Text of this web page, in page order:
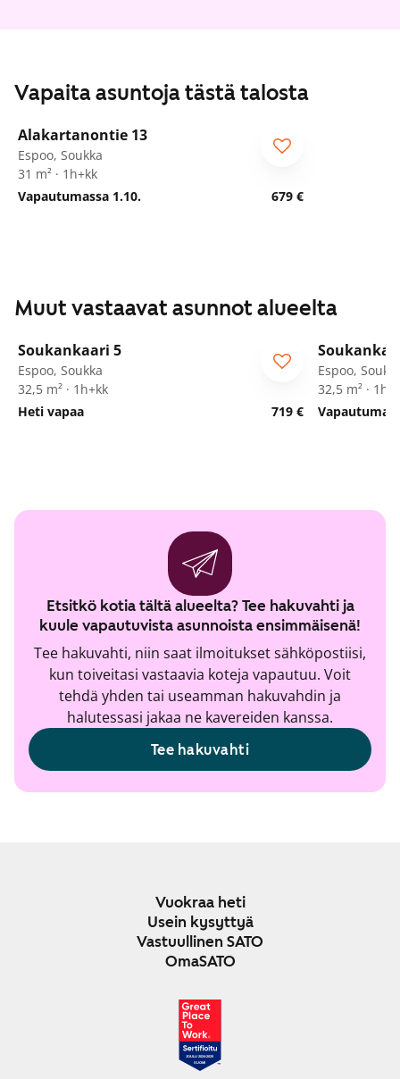
Vapaita asuntoja tästä talosta
/9
Alakartanontie 13
Espoo, Soukka
31 m² · 1h+kk
Vapautumassa 1.10.
679 €
Muut vastaavat asunnot alueelta
Soukankaari 5
Espoo, Soukka
32,5 m² · 1h+kk
Heti vapaa
719 €
Espoo,
32,5 m² ·
Etsitkö kotia tältä alueelta? Tee hakuvahti ja
kuule vapautuvista asunnoista ensimmäisenä!
Tee hakuvahti, niin saat ilmoitukset sähköpostiisi,
kun toiveitasi vastaavia koteja vapautuu. Voit
tehdä yhden tai useamman hakuvahdin ja
halutessasi jakaa ne kavereiden kanssa.
Tee hakuvahti
Vuokraa heti
Usein kysyttyä
Vastuullinen SATO
OmaSATO
JOULU 2024-2025
SUOMI